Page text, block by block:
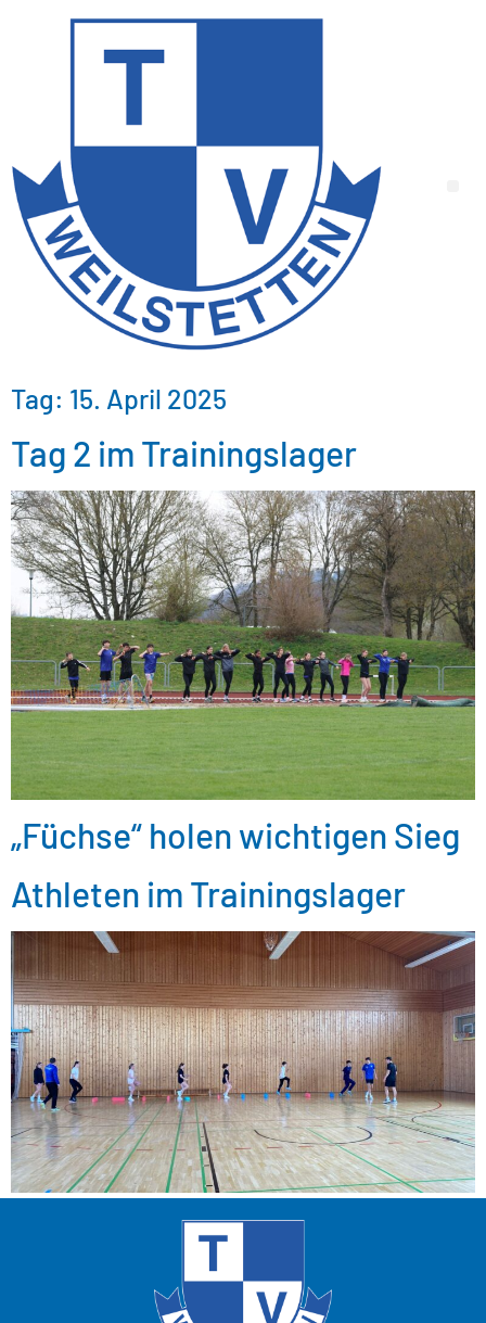
Tag: 15. April 2025
Tag 2 im Trainingslager
„Füchse“ holen wichtigen Sieg
Athleten im Trainingslager